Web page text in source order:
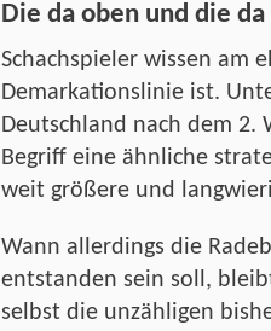
Die da oben und die
Schachspieler wissen am
Demarkationslinie ist.
Deutschland nach dem
Begriff eine ähnliche
weit größere und
Wann allerdings die
entstanden sein soll,
selbst die unzähligen